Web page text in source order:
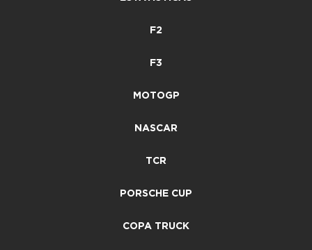
F2
F3
MOTOGP
NASCAR
TCR
PORSCHE CUP
COPA TRUCK